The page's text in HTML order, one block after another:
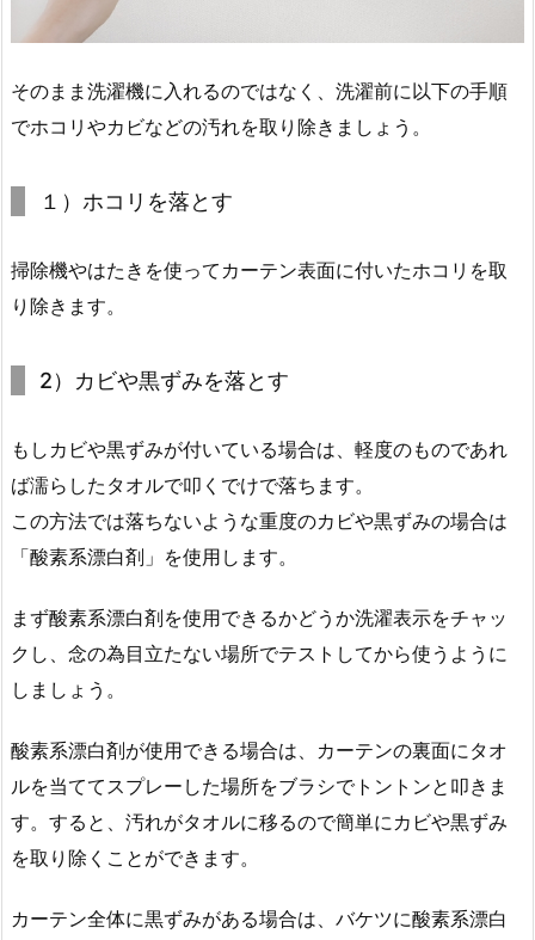
そのまま洗濯機に入れるのではなく、洗濯前に以下の手順
でホコリやカビなどの汚れを取り除きましょう。
１）ホコリを落とす
掃除機やはたきを使ってカーテン表面に付いたホコリを取
り除きます。
2）カビや黒ずみを落とす
もしカビや黒ずみが付いている場合は、軽度のものであれ
ば濡らしたタオルで叩くでけで落ちます。
この方法では落ちないような重度のカビや黒ずみの場合は
「酸素系漂白剤」を使用します。
まず酸素系漂白剤を使用できるかどうか洗濯表示をチャッ
クし、念の為目立たない場所でテストしてから使うように
しましょう。
酸素系漂白剤が使用できる場合は、カーテンの裏面にタオ
ルを当ててスプレーした場所をブラシでトントンと叩きま
す。すると、汚れがタオルに移るので簡単にカビや黒ずみ
を取り除くことができます。
カーテン全体に黒ずみがある場合は、バケツに酸素系漂白